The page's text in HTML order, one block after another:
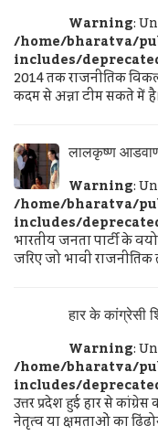
Warning:
/home/bharatva/
includes/
2014 तक राजनीतिक
कदम से अन्ना टीम सकते में
लालकृष्ण
Warning:
/home/bharatva/
includes/
भारतीय जनता पार्टी के
जरिए जो भावी राजनीतिक
हार के कांग्रेसी
Warning:
/home/bharatva/
includes/
उत्तर प्रदेश हुई हार से
नेतृत्व या क्षमताओं का